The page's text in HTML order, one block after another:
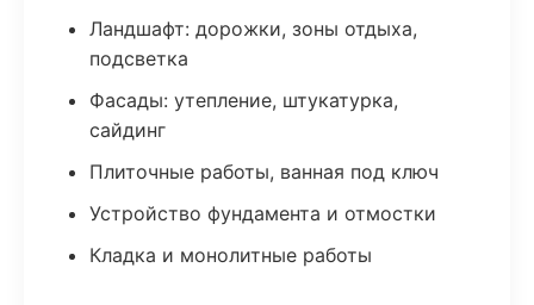
Ландшафт: дорожки, зоны отдыха,
подсветка
Фасады: утепление, штукатурка,
сайдинг
Плиточные работы, ванная под ключ
Устройство фундамента и отмостки
Кладка и монолитные работы